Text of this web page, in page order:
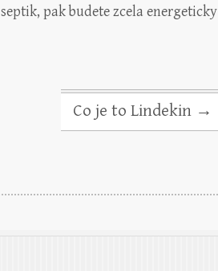
pak budete zcela energeticky
Co je to Lindekin →